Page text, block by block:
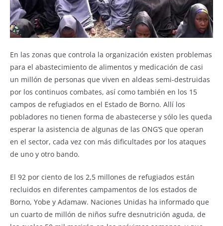
En las zonas que controla la organización existen problemas
para el abastecimiento de alimentos y medicación de casi
un millón de personas que viven en aldeas semi-destruidas
por los continuos combates, así como también en los 15
campos de refugiados en el Estado de Borno. Allí los
pobladores no tienen forma de abastecerse y sólo les queda
esperar la asistencia de algunas de las ONG’S que operan
en el sector, cada vez con más dificultades por los ataques
de uno y otro bando.
El 92 por ciento de los 2,5 millones de refugiados están
recluidos en diferentes campamentos de los estados de
Borno, Yobe y Adamaw. Naciones Unidas ha informado que
un cuarto de millón de niños sufre desnutrición aguda, de